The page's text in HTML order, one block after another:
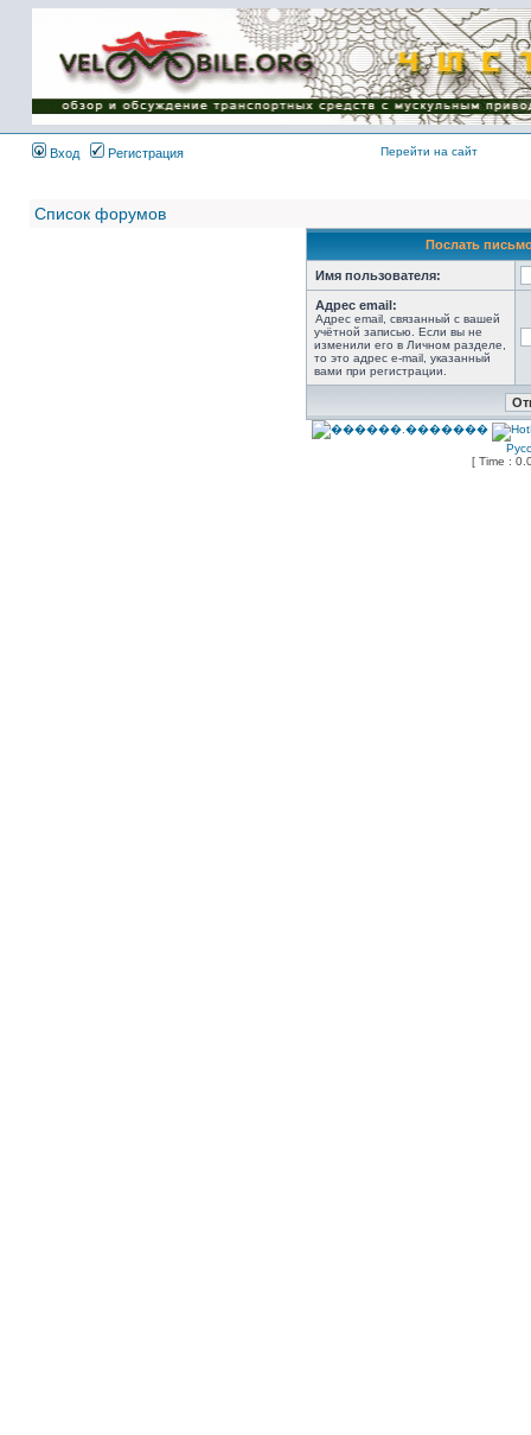
Имя пользователя:
Пароль:
{ LOG_ME_IN_SHORT
}
Вход
Регистрация Перейти на сайт
Список форумов
Послать
Имя пользователя:
Адрес email:
Адрес email, связанный с вашей
учётной записью. Если вы не
изменили его в Личном разделе,
то это адрес e-mail, указанный
вами при регистрации.
[ Time :